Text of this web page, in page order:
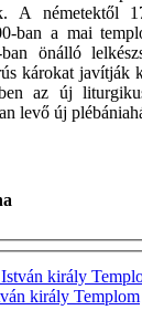
A németektől
ban a mai
önálló
károkat javítják
ben az új
levő új
király Templom